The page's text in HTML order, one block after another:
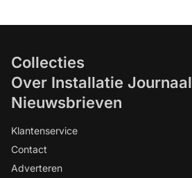
Collecties
Over Installatie Journaal
Nieuwsbrieven
Klantenservice
Contact
Adverteren